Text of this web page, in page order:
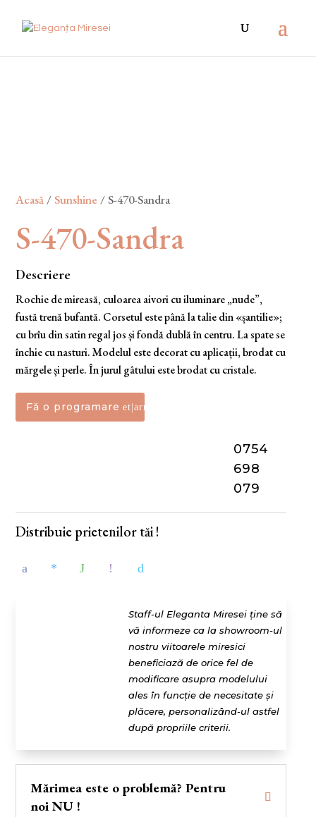
Acasă /Sunshine / S-470-Sandra
S-470-Sandra
Descriere
Rochie de mireasă, culoarea aivori cu iluminare „nude”,
fustă trenă bufantă. Corsetul este până la talie din «șantilie»;
cu brîu din satin regal jos și fondă dublă în centru. La spate se
închie cu nasturi. Modelul este decorat cu aplicații, brodat cu
mărgele și perle. În jurul gâtului este brodat cu cristale.
Fă o programare
0754
698
079
Distribuie prietenilor tăi !
Staff-ul Eleganta Miresei ține să
vă informeze ca la showroom-ul
nostru viitoarele miresici
beneficiază de orice fel de
modificare asupra modelului
ales în funcție de necesitate și
plăcere, personalizând-ul astfel
după propriile criterii.
Mărimea este o problemă? Pentru
noi NU !